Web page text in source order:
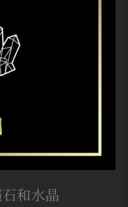
和水晶